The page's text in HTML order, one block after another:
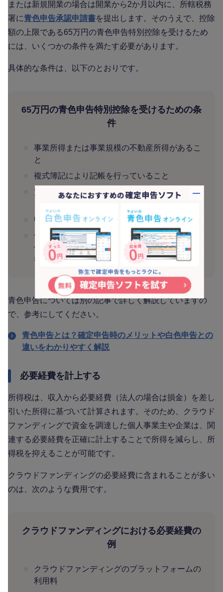
または新規開業の場合は開業から2か月以内に、所轄税務
署に青色申告承認申請書を提出します。そのうえで、控除
額の上限である65万円の青色申告特別控除を受けるため
には、いくつかの条件を満たす必要があります。
具体的な条件は、以下のとおりです。
65万円の青色申告特別控除を受けるための条
件
事業所得または事業規模の不動産所得があるこ
と
複式簿記により記帳を行っていること
貸借対照表や損益計算書、その他の計算明細書
申告期限内に確定申告を行うこと
仕訳帳・総勘定元帳を電子帳簿保存法に従って
保存していること、またはe-Taxで確定申告を
行うこと
青色申告については別の記事で詳しく解説していますの
で、参考にしてください。
青色申告とは？確定申告時のメリットや白色申告との
違いをわかりやすく解説
必要経費を計上する
所得税は、収入から必要経費（法人の場合は損金）を差し
引いた所得に基づいて計算されます。そのため、クラウド
ファンディングで資金を調達した個人事業主や企業は、関
連する必要経費を正確に計上することで所得を減らし、所
得税を抑えることが可能です。
クラウドファンディングの必要経費に含まれることが多い
のは、次のような費用です。
クラウドファンディングにおける必要経費の
例
クラウドファンディングのプラットフォームの
利用料